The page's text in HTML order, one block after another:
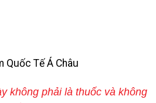
Quốc Tế Á Châu
không phải là thuốc và không